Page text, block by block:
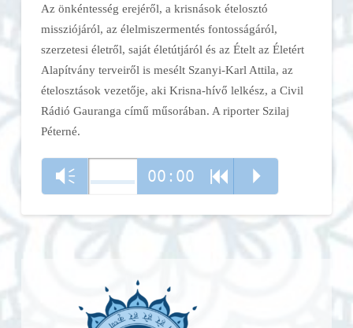
Az önkéntesség erejéről, a krisnások ételosztó
missziójáról, az élelmiszermentés fontosságáról,
szerzetesi életről, saját életútjáról és az Ételt az Életért
Alapítvány terveiről is mesélt Szanyi-Karl Attila, az
ételosztások vezetője, aki Krisna-hívő lelkész, a Civil
Rádió Gauranga című műsorában. A riporter Szilaj
Péterné.
Vm 00:00 R P